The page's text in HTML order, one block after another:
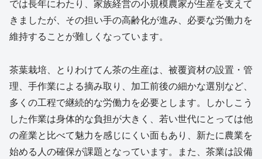
では長年にわたり、家族経営の小規模農家が生産を支えて
きましたが、その担い手の高齢化が進み、必要な労働力を
維持することが難しくなっています。
茶葉栽培、とりわけてん茶の生産は、被覆資材の設置・管
理、手作業による摘み取り、加工前後の細かな選別など、
多くの工程で継続的な労働力を必要とします。しかしこう
した作業は身体的な負担が大きく、若い世代にとっては他
の産業と比べて魅力を感じにくい面もあり、新たに農業を
始める人の確保が課題となっています。また、茶業は設備